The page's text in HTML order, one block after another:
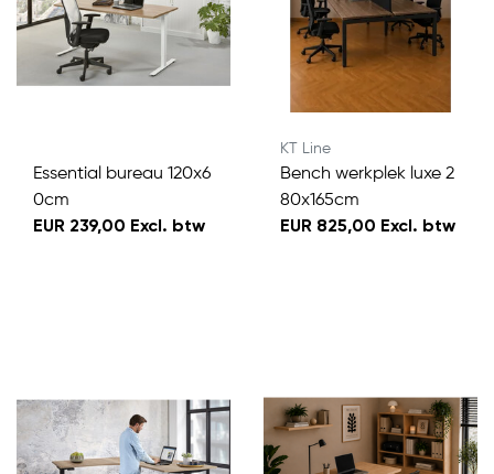
Essential bureau 120x6
0cm
EUR 239,00 Excl. btw
KT Line
Bench werkplek luxe 2
80x165cm
EUR 825,00 Excl. btw